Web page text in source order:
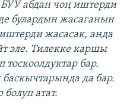
абдан чоң иштерди
булардын жасаганын
жасасак, анда
эле. Тилекке каршы
тоскоолдуктар бар.
да бар.
атат.